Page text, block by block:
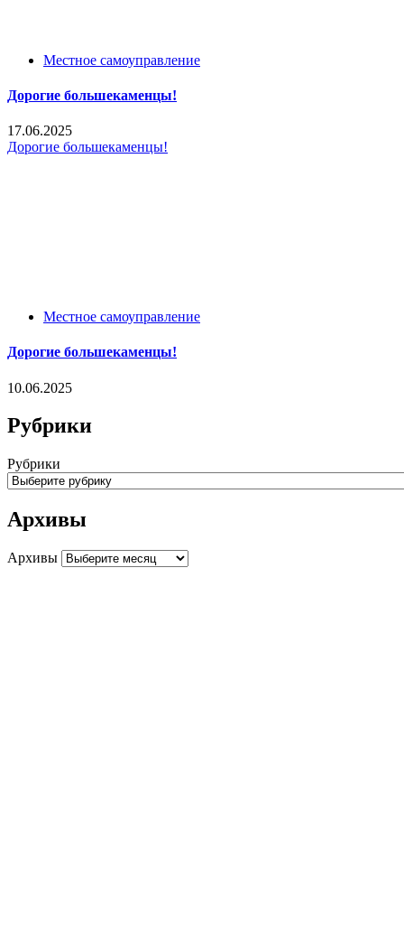
Местное самоуправление
Дорогие большекаменцы!
17.06.2025
Дорогие большекаменцы!
Местное самоуправление
Дорогие большекаменцы!
10.06.2025
Рубрики
Рубрики
Архивы
Архивы